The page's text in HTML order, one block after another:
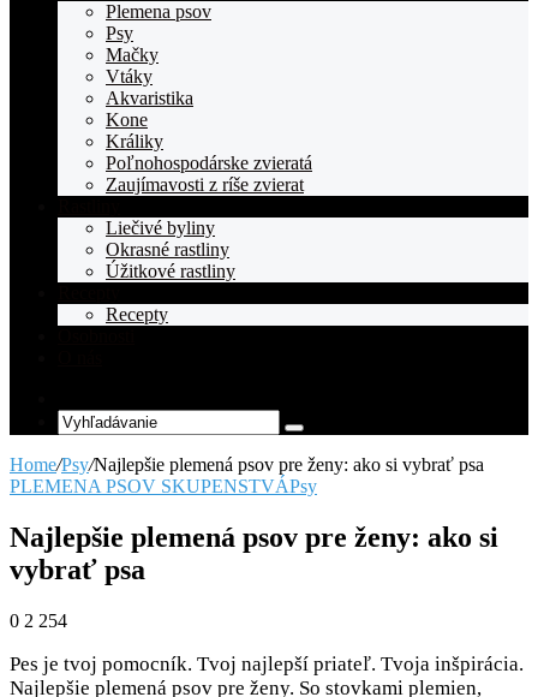
Plemena psov
Psy
Mačky
Vtáky
Akvaristika
Kone
Králiky
Poľnohospodárske zvieratá
Zaujímavosti z ríše zvierat
Liečivé byliny
Okrasné rastliny
Úžitkové rastliny
Recepty
Article
Vyhľadávanie
Home/Psy/Najlepšie plemená psov pre ženy: ako si vybrať psa
PLEMENA PSOV SKUPENSTVÁPsy
Najlepšie plemená psov pre ženy: ako si
vybrať psa
0 2 254
Pes je tvoj pomocník. Tvoj najlepší priateľ. Tvoja inšpirácia.
Najlepšie plemená psov pre ženy. So stovkami plemien,